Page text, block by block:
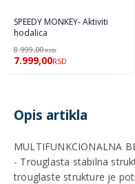
SPEEDY MONKEY- Aktiviti
hodalica
8.999,00RSD
7.999,00RSD
Opis artikla
MULTIFUNKCIONALNA
- Trouglasta stabilna
trouglaste strukture je